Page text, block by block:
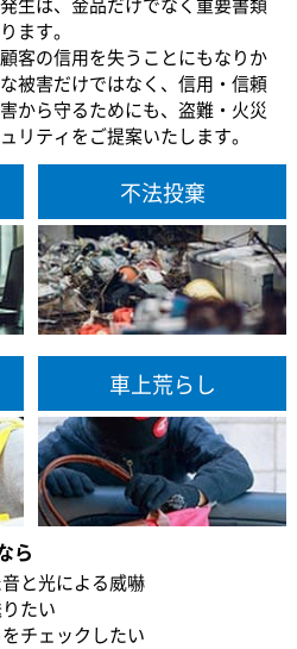
ます。
客の信用を失うことにもなりか
被害だけではなく、信用・信頼
から守るためにも、盗難・火災
リティをご提案いたします。
不法投棄
車上荒らし
ら
と光による威嚇
たい
チェックしたい